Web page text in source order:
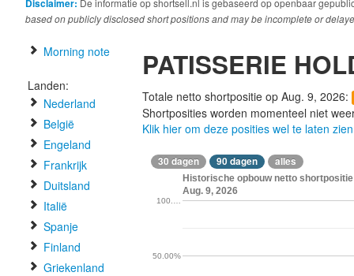
Disclaimer: De informatie op shortsell.nl is gebaseerd op openbaar
based on publicly disclosed short positions and may be incomplete or
Morning note
Landen:
Nederland
België
Engeland
Frankrijk
Duitsland
Italië
Spanje
Finland
Griekenland
PATISSERIE
Totale netto shortpositie op Aug. 9, 2026:
Shortposities worden momenteel niet
Klik hier om deze posities wel te laten zien
30 dagen 90 dagen alles
Historische opbouw netto shortpositie
Aug. 9, 2026
50.00%
100.…